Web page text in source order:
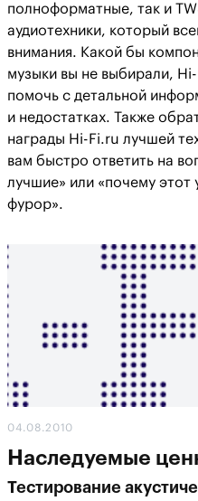
полноформатные, так и
аудиотехники, который
внимания. Какой бы
музыки вы не выбирали,
помочь с детальной
и недостатках. Также
награды Hi-Fi.ru лучшей
вам быстро ответить на
лучшие» или «почему этот
фурор».
04.08.2010
Наследуемые
Тестирование